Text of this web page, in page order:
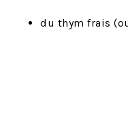
du thym frais